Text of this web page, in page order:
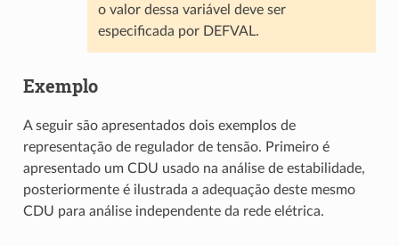
o valor dessa variável deve ser
especificada por DEFVAL.
Exemplo
A seguir são apresentados dois exemplos de
representação de regulador de tensão. Primeiro é
apresentado um CDU usado na análise de estabilidade,
posteriormente é ilustrada a adequação deste mesmo
CDU para análise independente da rede elétrica.